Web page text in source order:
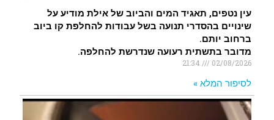
עין נטפים, תאגיד המים והביוב של אילת מודיע על
שינויים בהסדרי תנועה בשל עבודות להחלפת קו ביוב
ברחוב יותם.
מדובר בתשתית רעועה שנדרשת להחלפה.
02/08/2026
לסיפור המלא »